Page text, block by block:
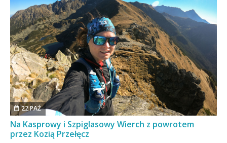
22 PAŹ
Na Kasprowy i Szpiglasowy Wierch z powrotem
przez Kozią Przełęcz